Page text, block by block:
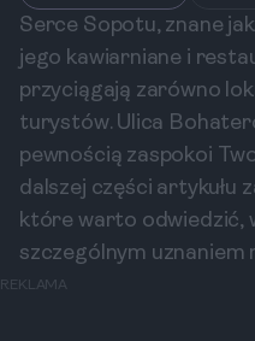
Serce Sopotu, znane
jego kawiarniane i
przyciągają zarówno
turystów. Ulica
pewnością zaspokoi
dalszej części artykułu
które warto odwiedzić,
szczególnym uznaniem
REKLAMA